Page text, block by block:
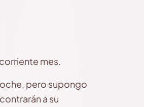
mes.
pero supongo
a su